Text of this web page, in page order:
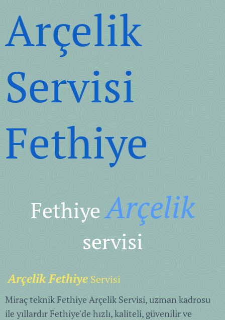
Arçelik
Servisi
Fethiye
FethiyeArçelik
servisi
Arçelik Fethiye Servisi
Miraç teknik Fethiye Arçelik Servisi, uzman kadrosu
ile yıllardır Fethiye'de hızlı, kaliteli, güvenilir ve